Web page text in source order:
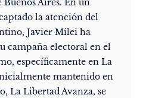
Aires. En un
la atención del
Javier Milei ha
campaña electoral en el
específicamente en La
mantenido en
La Libertad Avanza, se